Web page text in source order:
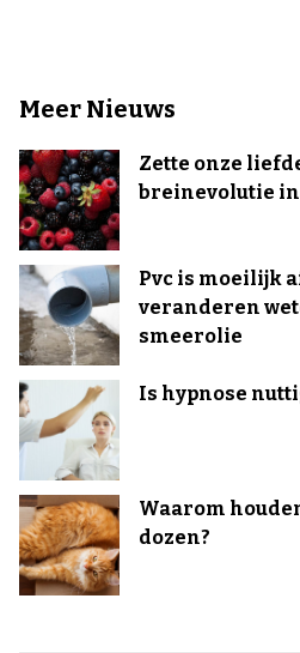
Meer Nieuws
Zette onze
breinevolutie in
Pvc is moeilijk
veranderen
smeerolie
Is hypnose
Waarom
dozen?